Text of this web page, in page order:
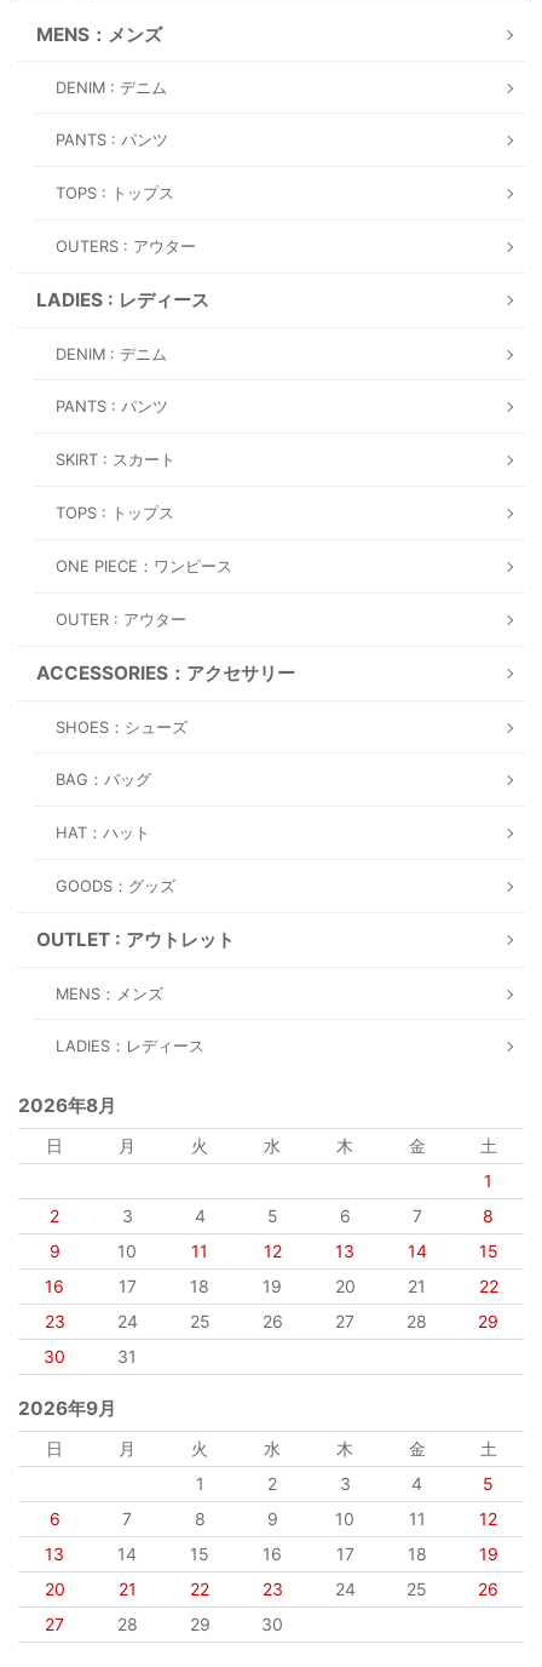
MENS：メンズ
DENIM : デニム
PANTS : パンツ
TOPS : トップス
OUTERS : アウター
LADIES : レディース
DENIM : デニム
PANTS : パンツ
SKIRT : スカート
TOPS : トップス
ONE PIECE：ワンピース
OUTER : アウター
ACCESSORIES：アクセサリー
SHOES：シューズ
BAG：バッグ
HAT：ハット
GOODS：グッズ
OUTLET : アウトレット
MENS：メンズ
LADIES：レディース
2026年8月
日 月 火 水 木 金
土
1
2
3 4 5 6 7
8
9
10 11 12 13 14
15
16
17 18 19 20 21
22
23
24 25 26 27 28
29
30
31
2026年9月
日 月 火 水 木 金
土
1
2 3 4
5
6
7 8 9 10 11
12
13
14 15 16 17 18
19
20
21 22 23 24 25
26
27
28 29 30